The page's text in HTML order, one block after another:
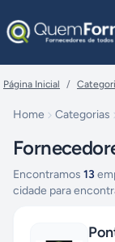
Página Inicial /
Home Categorias
Encontramos 13
cidade para